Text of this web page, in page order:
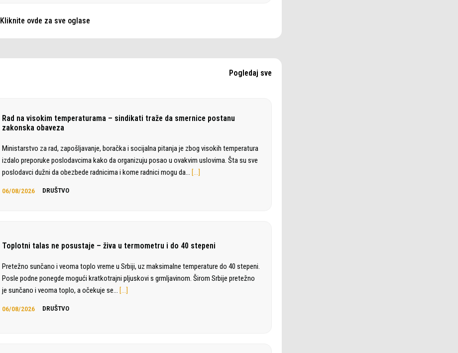
Kliknite ovde za sve oglase
Pogledaj sve
Rad na visokim temperaturama – sindikati traže da smernice postanu
zakonska obaveza
Ministarstvo za rad, zapošljavanje, boračka i socijalna pitanja je zbog visokih temperatura
izdalo preporuke poslodavcima kako da organizuju posao u ovakvim uslovima. Šta su sve
poslodavci dužni da obezbede radnicima i kome radnici mogu da… […]
06/08/2026 DRUŠTVO
Toplotni talas ne posustaje – živa u termometru i do 40 stepeni
Pretežno sunčano i veoma toplo vreme u Srbiji, uz maksimalne temperature do 40 stepeni.
Posle podne ponegde mogući kratkotrajni pljuskovi s grmljavinom. Širom Srbije pretežno
je sunčano i veoma toplo, a očekuje se… […]
06/08/2026 DRUŠTVO